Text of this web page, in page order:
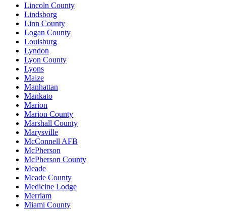
Lincoln County
Lindsborg
Linn County
Logan County
Louisburg
Lyndon
Lyon County
Lyons
Maize
Manhattan
Mankato
Marion
Marion County
Marshall County
Marysville
McConnell AFB
McPherson
McPherson County
Meade
Meade County
Medicine Lodge
Merriam
Miami County